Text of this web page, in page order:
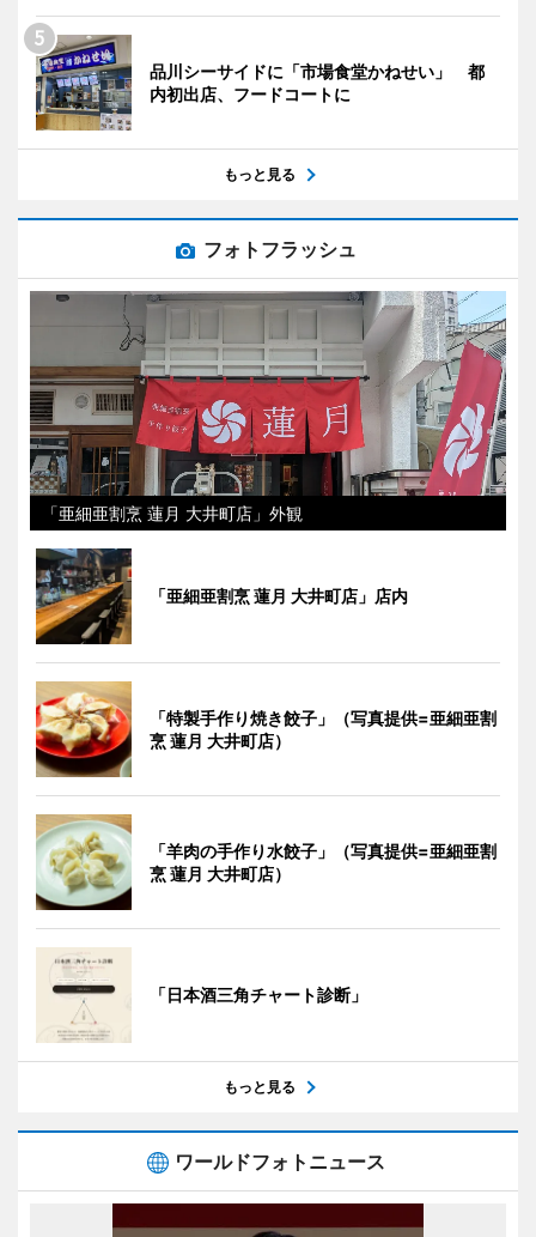
品川シーサイドに「市場食堂かねせい」 都
内初出店、フードコートに
もっと見る
フォトフラッシュ
「亜細亜割烹 蓮月 大井町店」外観
「亜細亜割烹 蓮月 大井町店」店内
「特製手作り焼き餃子」（写真提供=亜細亜割
烹 蓮月 大井町店）
「羊肉の手作り水餃子」（写真提供=亜細亜割
烹 蓮月 大井町店）
「日本酒三角チャート診断」
もっと見る
ワールドフォトニュース